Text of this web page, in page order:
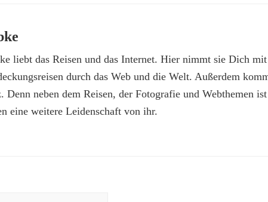
liebt das Reisen und das Internet. Hier nimmt sie Dich
durch das Web und die Welt. Außerdem
Denn neben dem Reisen, der Fotografie und Webthemen
eine weitere Leidenschaft von ihr.